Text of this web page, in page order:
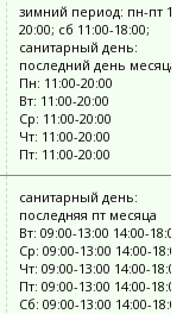
зимний период: пн-пт
20:00; сб 11:00-18:00;
санитарный день:
последний день месяца
Пн: 11:00-20:00
Вт: 11:00-20:00
Ср: 11:00-20:00
Чт: 11:00-20:00
Пт: 11:00-20:00
санитарный день:
последняя пт месяца
Вт: 09:00-13:00 14:00-18:00
Ср: 09:00-13:00 14:00-18:00
Чт: 09:00-13:00 14:00-18:00
Пт: 09:00-13:00 14:00-18:00
Сб: 09:00-13:00 14:00-18:00